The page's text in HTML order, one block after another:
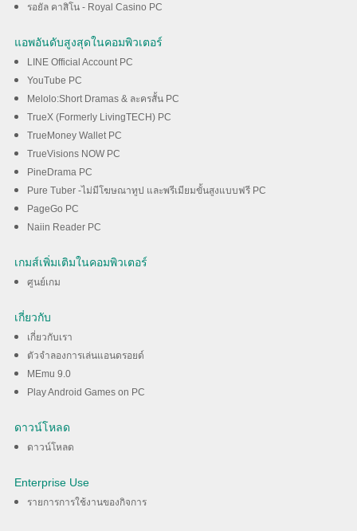
รอยัล คาสิโน - Royal Casino PC
แอพอันดับสูงสุดในคอมพิวเตอร์
LINE Official Account PC
YouTube PC
Melolo:Short Dramas & ละครสั้น PC
TrueX (Formerly LivingTECH) PC
TrueMoney Wallet PC
TrueVisions NOW PC
PineDrama PC
Pure Tuber -ไม่มีโฆษณาทูป และพรีเมียมขั้นสูงแบบฟรี PC
PageGo PC
Naiin Reader PC
เกมส์เพิ่มเติมในคอมพิวเตอร์
ศูนย์เกม
เกี่ยวกับ
เกี่ยวกับเรา
ตัวจำลองการเล่นแอนดรอยด์
MEmu 9.0
Play Android Games on PC
ดาวน์โหลด
ดาวน์โหลด
Enterprise Use
รายการการใช้งานของกิจการ